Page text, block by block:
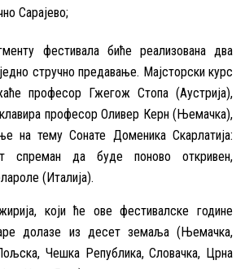
Сарајево;
фестивала биће реализована два
стручно предавање. Мајсторски курс
професор Гжегож Стопа (Аустрија),
професор Оливер Керн (Њемачка),
на тему Сонате Доменика Скарлатија:
спреман да буде поново откривен,
(Италија).
који ће ове фестивалске године
долазе из десет земаља (Њемачка,
Чешка Република, Словачка, Црна